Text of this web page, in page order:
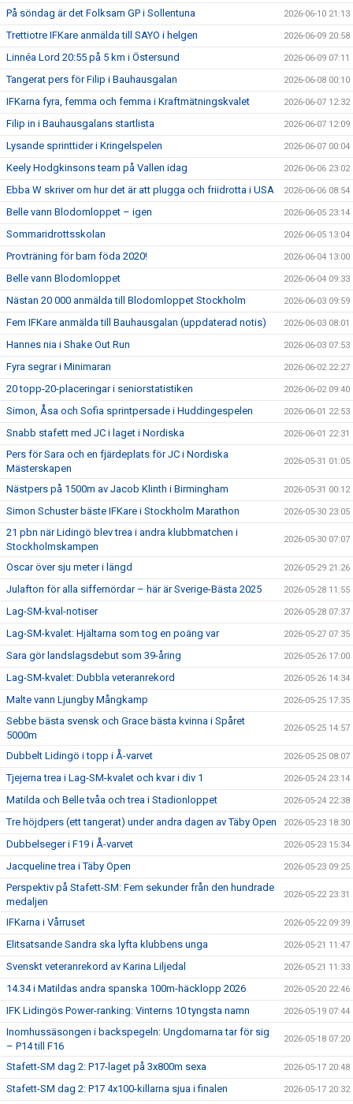
På söndag är det Folksam GP i Sollentuna 2026-06-10 21:13
Trettiotre IFKare anmälda till SAYO i helgen 2026-06-09 20:58
Linnéa Lord 20:55 på 5 km i Östersund 2026-06-09 07:11
Tangerat pers för Filip i Bauhausgalan 2026-06-08 00:10
IFKarna fyra, femma och femma i Kraftmätningskvalet 2026-06-07 12:32
Filip in i Bauhausgalans startlista 2026-06-07 12:09
Lysande sprinttider i Kringelspelen 2026-06-07 00:04
Keely Hodgkinsons team på Vallen idag 2026-06-06 23:02
Ebba W skriver om hur det är att plugga och friidrotta i USA 2026-06-06 08:54
Belle vann Blodomloppet – igen 2026-06-05 23:14
Sommaridrottsskolan 2026-06-05 13:04
Provträning för barn föda 2020! 2026-06-04 13:00
Belle vann Blodomloppet 2026-06-04 09:33
Nästan 20 000 anmälda till Blodomloppet Stockholm 2026-06-03 09:59
Fem IFKare anmälda till Bauhausgalan (uppdaterad notis) 2026-06-03 08:01
Hannes nia i Shake Out Run 2026-06-03 07:53
Fyra segrar i Minimaran 2026-06-02 22:27
20 topp-20-placeringar i seniorstatistiken 2026-06-02 09:40
Simon, Åsa och Sofia sprintpersade i Huddingespelen 2026-06-01 22:53
Snabb stafett med JC i laget i Nordiska 2026-06-01 22:31
Pers för Sara och en fjärdeplats för JC i Nordiska
Mästerskapen
2026-05-31 01:05
Nästpers på 1500m av Jacob Klinth i Birmingham 2026-05-31 00:12
Simon Schuster bäste IFKare i Stockholm Marathon 2026-05-30 23:05
21 pbn när Lidingö blev trea i andra klubbmatchen i
Stockholmskampen
2026-05-30 07:07
Oscar över sju meter i längd 2026-05-29 21:26
Julafton för alla siffernördar – här är Sverige-Bästa 2025 2026-05-28 11:55
Lag-SM-kval-notiser 2026-05-28 07:37
Lag-SM-kvalet: Hjältarna som tog en poäng var 2026-05-27 07:35
Sara gör landslagsdebut som 39-åring 2026-05-26 17:00
Lag-SM-kvalet: Dubbla veteranrekord 2026-05-26 14:34
Malte vann Ljungby Mångkamp 2026-05-25 17:35
Sebbe bästa svensk och Grace bästa kvinna i Spåret
5000m
2026-05-25 14:57
Dubbelt Lidingö i topp i Å-varvet 2026-05-25 08:07
Tjejerna trea i Lag-SM-kvalet och kvar i div 1 2026-05-24 23:14
Matilda och Belle tvåa och trea i Stadionloppet 2026-05-24 22:38
Tre höjdpers (ett tangerat) under andra dagen av Täby Open 2026-05-23 18:30
Dubbelseger i F19 i Å-varvet 2026-05-23 15:34
Jacqueline trea i Täby Open 2026-05-23 09:25
Perspektiv på Stafett-SM: Fem sekunder från den hundrade
medaljen
2026-05-22 23:31
IFKarna i Vårruset 2026-05-22 09:39
Elitsatsande Sandra ska lyfta klubbens unga 2026-05-21 11:47
Svenskt veteranrekord av Karina Liljedal 2026-05-21 11:33
14.34 i Matildas andra spanska 100m-häcklopp 2026 2026-05-20 22:46
IFK Lidingös Power-ranking: Vinterns 10 tyngsta namn 2026-05-19 07:44
Inomhussäsongen i backspegeln: Ungdomarna tar för sig
– P14 till F16
2026-05-18 07:20
Stafett-SM dag 2: P17-laget på 3x800m sexa 2026-05-17 20:48
Stafett-SM dag 2: P17 4x100-killarna sjua i finalen 2026-05-17 20:32